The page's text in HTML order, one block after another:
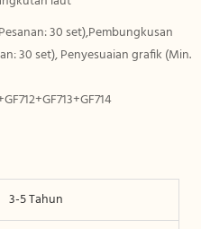
30 set),Pembungkusan
30 set), Penyesuaian grafik (Min.
3-5 Tahun